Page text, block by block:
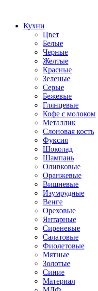
Кухни
Цвет
Белые
Черные
Желтые
Красные
Зеленые
Серые
Бежевые
Глянцевые
Кофе с молоком
Металлик
Слоновая кость
Фуксия
Шоколад
Шампань
Оливковые
Оранжевые
Вишневые
Изумрудные
Венге
Ореховые
Янтарные
Сиреневые
Салатовые
Фиолетовые
Мятные
Золотые
Синие
Материал